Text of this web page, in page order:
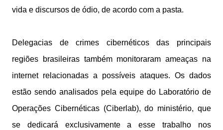
vida e discursos de ódio, de acordo com a pasta.
Delegacias de crimes cibernéticos das principais
regiões brasileiras também monitoraram ameaças na
internet relacionadas a possíveis ataques. Os dados
estão sendo analisados pela equipe do Laboratório de
Operações Cibernéticas (Ciberlab), do ministério, que
se dedicará exclusivamente a esse trabalho nos